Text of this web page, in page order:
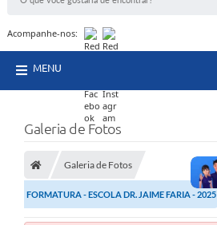
Acompanhe-nos:
MENU
Galeria de Fotos
Galeria de Fotos
FORMATURA - ESCOLA DR. JAIME FARIA - 2025